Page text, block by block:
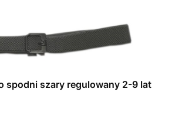
spodni szary regulowany 2-9 lat